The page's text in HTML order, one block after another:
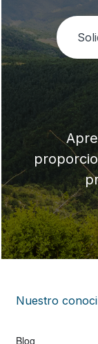
Nuestro
Blog